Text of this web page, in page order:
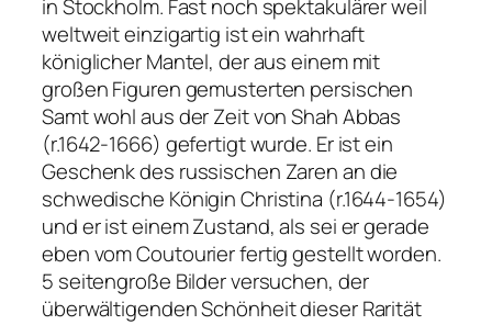
in Stockholm. Fast noch spektakulärer weil
weltweit einzigartig ist ein wahrhaft
königlicher Mantel, der aus einem mit
großen Figuren gemusterten persischen
Samt wohl aus der Zeit von Shah Abbas
(r.1642-1666) gefertigt wurde. Er ist ein
Geschenk des russischen Zaren an die
schwedische Königin Christina (r.1644-1654)
und er ist einem Zustand, als sei er gerade
eben vom Coutourier fertig gestellt worden.
5 seitengroße Bilder versuchen, der
überwältigenden Schönheit dieser Rarität